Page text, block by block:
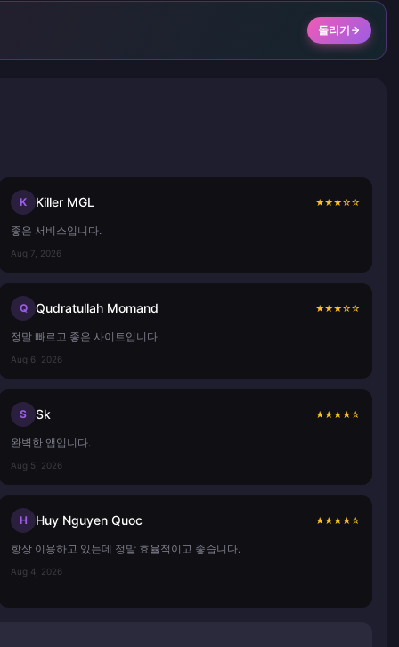
돌리기
K Killer MGL ★★★☆☆
좋은 서비스입니다.
Aug 7, 2026
Q Qudratullah Momand ★★★☆☆
정말 빠르고 좋은 사이트입니다.
Aug 6, 2026
S Sk ★★★★☆
완벽한 앱입니다.
Aug 5, 2026
H Huy Nguyen Quoc ★★★★☆
항상 이용하고 있는데 정말 효율적이고 좋습니다.
Aug 4, 2026